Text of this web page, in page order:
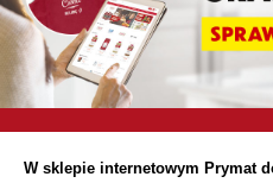
W sklepie internetowym Prymat